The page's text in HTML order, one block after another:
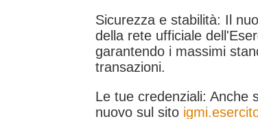
Sicurezza e stabilità: Il
della rete ufficiale
garantendo i massimi
transazioni.
Le tue credenziali: Anche
nuovo sul sito